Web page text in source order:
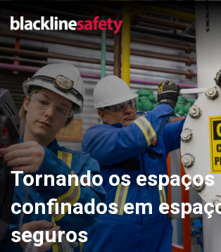
Tornando os espaços
confinados em
seguros